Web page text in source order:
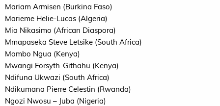
Mariam Armisen (Burkina Faso)
Marieme Helie-Lucas (Algeria)
Mia Nikasimo (African Diaspora)
Mmapaseka Steve Letsike (South Africa)
Mombo Ngua (Kenya)
Mwangi Forsyth-Githahu (Kenya)
Ndifuna Ukwazi (South Africa)
Ndikumana Pierre Celestin (Rwanda)
Ngozi Nwosu – Juba (Nigeria)